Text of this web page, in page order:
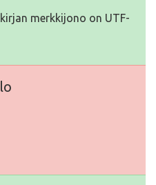
merkkijono on UTF-